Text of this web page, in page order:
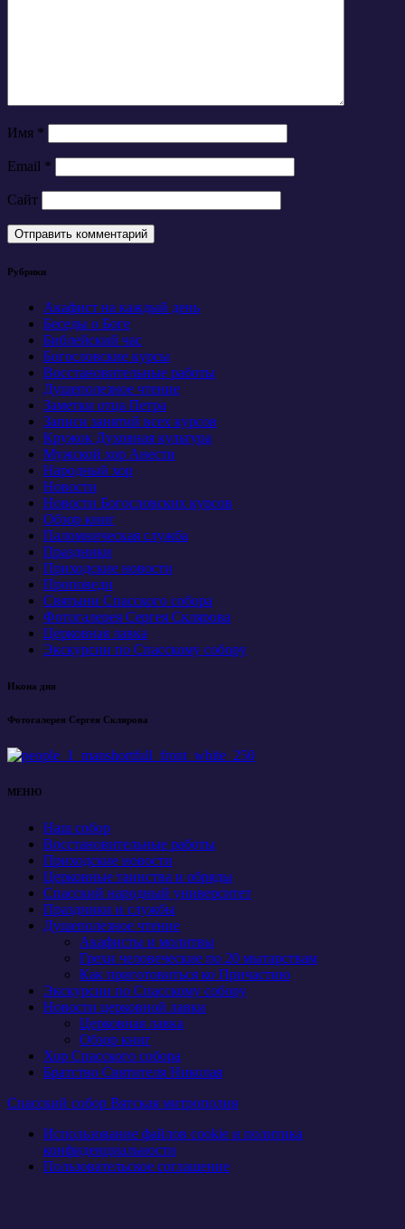
Имя *
Email *
Сайт
Рубрики
Акафист на каждый день
Беседы о Боге
Библейский час
Богословские курсы
Восстановительные работы
Душеполезное чтение
Заметки отца Петра
Записи занятий всех курсов
Кружок Духовная культура
Мужской хор Анести
Народный хор
Новости
Новости Богословских курсов
Обзор книг
Паломническая служба
Праздники
Приходские новости
Проповеди
Святыни Спасского собора
Фотогалерея Сергея Склярова
Церковная лавка
Экскурсии по Спасскому собору
Икона дня
Фотогалерея Сергея Склярова
МЕНЮ
Наш собор
Восстановительные работы
Приходские новости
Церковные таинства и обряды
Спасский народный университет
Праздники и службы
Душеполезное чтение
Акафисты и молитвы
Грехи человеческие по 20 мытарствам
Как приготовиться ко Причастию
Экскурсии по Спасскому собору
Новости церковной лавки
Церковная лавка
Обзор книг
Хор Спасского собора
Братство Святителя Николая
Спасский собор Вятская митрополия
Использование файлов cookie и политика
конфиденциальности
Пользовательское соглашение